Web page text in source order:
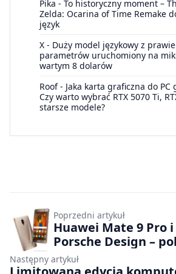
Pika - To historyczny moment –
Zelda: Ocarina of Time Remake
język
X - Duży model językowy z
parametrów uruchomiony na
wartym 8 dolarów
Roof- Jaka karta graficzna do PC
Czy warto wybrać RTX 5070 Ti,
starsze modele?
Poprzedni artykuł
Huawei Mate 9 Pro
Następny artykuł